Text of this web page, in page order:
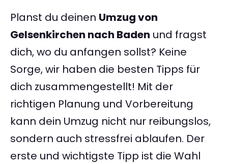
Planst du deinen Umzug von
Gelsenkirchen nach Baden und fragst
dich, wo du anfangen sollst? Keine
Sorge, wir haben die besten Tipps für
dich zusammengestellt! Mit der
richtigen Planung und Vorbereitung
kann dein Umzug nicht nur reibungslos,
sondern auch stressfrei ablaufen. Der
erste und wichtigste Tipp ist die Wahl